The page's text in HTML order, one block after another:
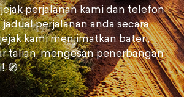
perjalanan kami dan telefon
perjalanan anda secara
kami menjimatkan bateri,
talian, mengesan penerbangan
🧭